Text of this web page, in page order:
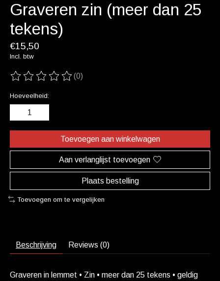
Graveren zin (meer dan 25
tekens)
€15,50
Incl. btw
De beoordeling van dit product is
(0)
Hoeveelheid:
Toevoegen aan winkelwagen
Aan verlanglijst toevoegen
Plaats bestelling
Toevoegen om te vergelijken
Beschrijving Reviews (0)
Graveren in lemmet • Zin • meer dan 25 tekens • geldig